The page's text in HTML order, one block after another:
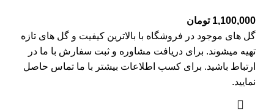
1,100,000 تومان
گل های موجود در فروشگاه با بالاترین کیفیت و گل های تازه
تهیه میشوند. برای دریافت مشاوره و ثبت سفارش با ما در
ارتباط باشید. برای کسب اطلاعات بیشتر با ما تماس حاصل
نمایید.